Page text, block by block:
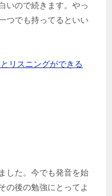
いので続きます。やっ
つでも持ってるといい
リスニングができる
した。今でも発音を始
の後の勉強にとってよ